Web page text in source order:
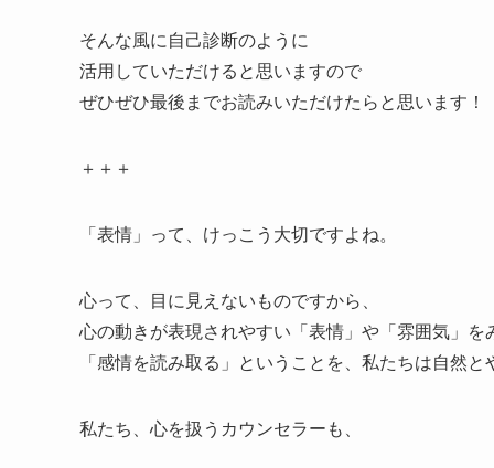
そんな風に自己診断のように
活用していただけると思いますので
ぜひぜひ最後までお読みいただけたらと思います！
＋＋＋
「表情」って、けっこう大切ですよね。
心って、目に見えないものですから、
心の動きが表現されやすい「表情」や「雰囲気」を
「感情を読み取る」ということを、私たちは自然と
私たち、心を扱うカウンセラーも、